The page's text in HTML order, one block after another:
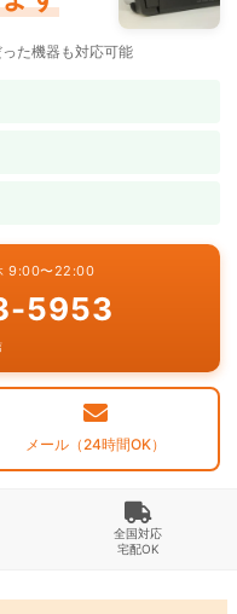
た機器も対応可能
9:00〜22:00
5953
メール（24時間OK）
全国対応
宅配OK